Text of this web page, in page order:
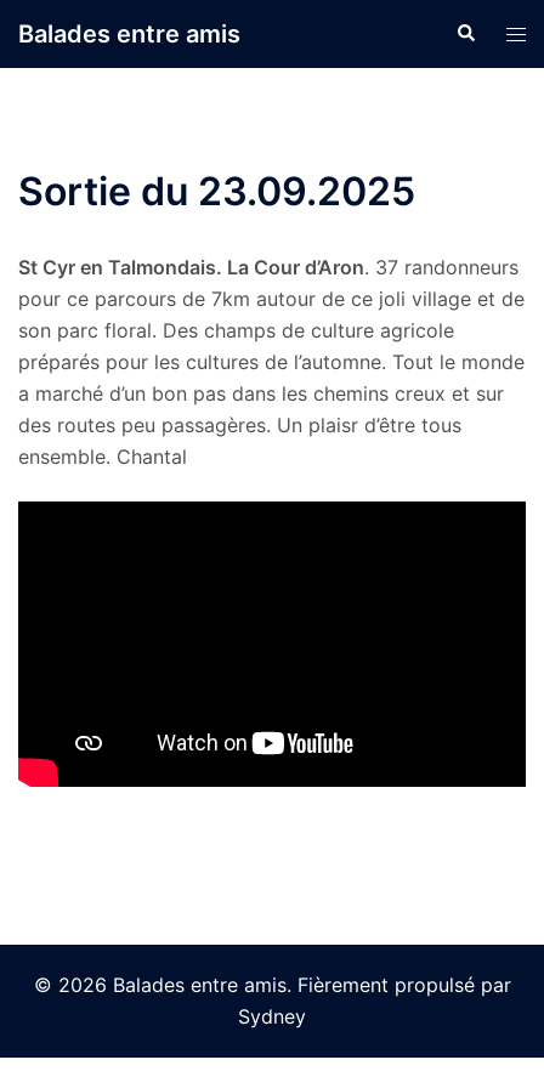
auBalades entre amis
le
Sortie du 23.09.2025
St Cyr en Talmondais. La Cour d’Aron. 37 randonneurs
pour ce parcours de 7km autour de ce joli village et de
son parc floral. Des champs de culture agricole
préparés pour les cultures de l’automne. Tout le monde
a marché d’un bon pas dans les chemins creux et sur
des routes peu passagères. Un plaisr d’être tous
ensemble. Chantal
© 2026 Balades entre amis. Fièrement propulsé par
Sydney